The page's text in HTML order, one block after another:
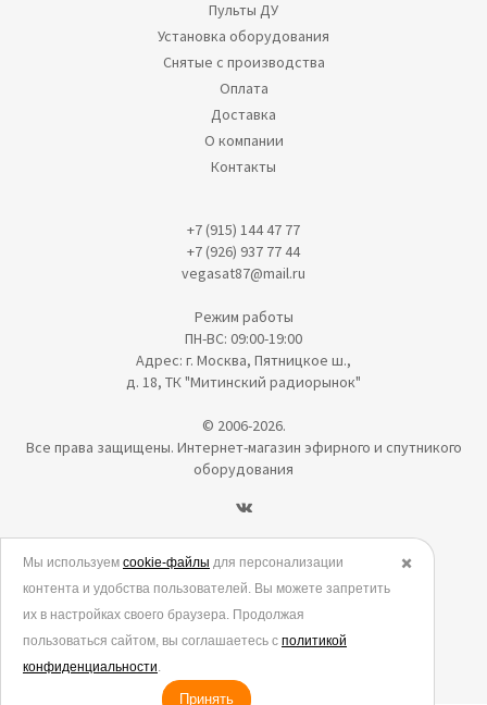
Пульты ДУ
Установка оборудования
Снятые с производства
Оплата
Доставка
О компании
Контакты
+7 (915) 144 47 77
+7 (926) 937 77 44
vegasat87@mail.ru
Режим работы
ПН-ВС: 09:00-19:00
Адрес: г. Москва, Пятницкое ш.,
д. 18, ТК "Митинский радиорынок"
© 2006-2026.
Все права защищены. Интернет-магазин эфирного и спутникого
оборудования
Политика в отношении обработки персональных данных
Согласие на обработку персональных данных
Согласие на обработку данных метрическими программами
Политика использования cookies
✖️
Мы используем cookie-файлы для персонализации
контента и удобства пользователей. Вы можете запретить
их в настройках своего браузера. Продолжая
пользоваться сайтом, вы соглашаетесь с политикой
конфиденциальности.
Принять